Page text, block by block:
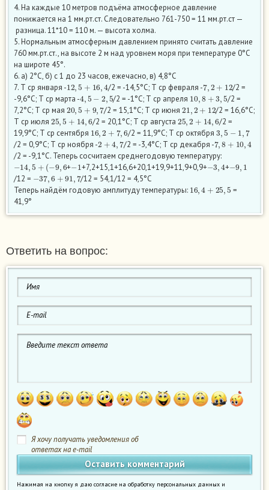
4. На каждые 10 метров подъёма атмосферное давление
понижается на 1 мм.рт.ст. Следовательно 761-750 = 11 мм.рт.ст —
разница. 11*10 = 110 м. — высота холма.
5. Нормальным атмосферным давлением принято считать давление
760 мм.рт.ст., на высоте 2 м над уровнем моря при температуре 0°С
на широте 45°.
6. а) 2°С, б) с 1 до 23 часов, ежечасно, в) 4,8°С
7. Т ср января -12 5+ 16,4 /2 = -14,5°С; Т ср февраля -7, 2+
/2 =
-9,6°С; Т ср марта -4 5−2,5 /2 = -1°С; Т ср апреля 10 8+3,5
/2 =
7,2°С; Т ср мая 20 5+9, 7 /2 = 15,1°С; Т ср июня21,2+ 12
/2 = 16,6°С;
Т ср июля 25,5+14,6 /2 = 20,1°С; Т ср августа 25,2+14, 6
/2 =
19,9°С; Т ср сентября 16 2 +7,6 /2 = 11,9°С; Т ср октября3 5− 7
/2 = 0,9°С; Т ср ноября -2+ , 7 /2 = -3,4°С; Т ср декабря -7,8+ ,4
/2 = -9,1°С. Теперь сосчитаем среднегодовую температуру:
−14 , +(− 9,6 +−1 +7,2+15,1+16,6+20,1+19,9+11,9+0,9+−3,4 + 9,
/12 = − 37,6 +91 ,7
/12 = 54,1/12 = 4,5°С
Теперь найдём годовую амплитуду температуры: 16 4 25,5
=
41,9°
Ответить на вопрос:
Я хочу получать уведомления об
ответах на e-mail
Нажимая на кнопку я даю согласие на обработку персональных данных и